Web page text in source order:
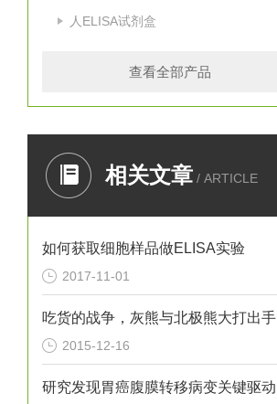
人ELISA试剂盒
查看全部产品
相关文章 / ARTICLE
如何获取细胞样品做ELISA实验
2017-11-01
吃货的战争，灰熊与北极熊大打出手
2015-12-16